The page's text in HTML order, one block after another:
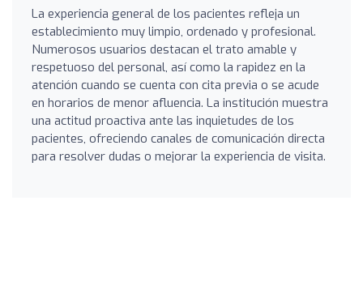
La experiencia general de los pacientes refleja un
establecimiento muy limpio, ordenado y profesional.
Numerosos usuarios destacan el trato amable y
respetuoso del personal, así como la rapidez en la
atención cuando se cuenta con cita previa o se acude
en horarios de menor afluencia. La institución muestra
una actitud proactiva ante las inquietudes de los
pacientes, ofreciendo canales de comunicación directa
para resolver dudas o mejorar la experiencia de visita.